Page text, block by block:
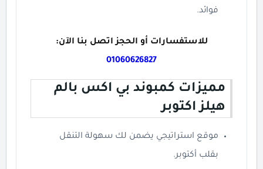
فوائد.
للاستفسارات أو الحجز اتصل بنا الآن:
01060626827
مميزات كمبوند بي اكس بالم
هيلز اكتوبر
موقع استراتيجي يضمن لك سهولة التنقل
بقلب أكتوبر.